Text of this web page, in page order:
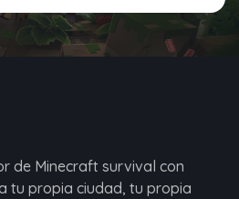
de Minecraft survival con
tu propia ciudad, tu propia